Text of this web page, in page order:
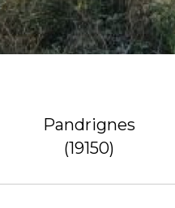
Pandrignes
(19150)